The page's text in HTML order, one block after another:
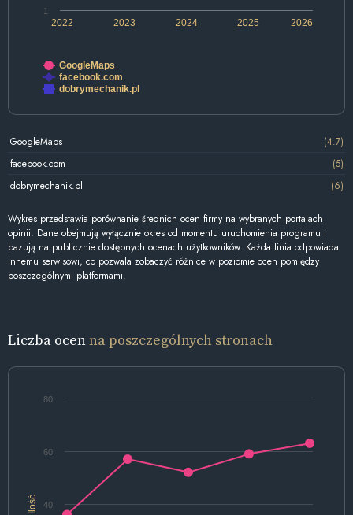
2022 2024 2026
2023 2025
1
GoogleMaps
facebook.com
dobrymechanik.pl
GoogleMaps
(4.7)
facebook.com
(5)
dobrymechanik.pl
(6)
Wykres przedstawia porównanie średnich ocen firmy na wybranych portalach
opinii. Dane obejmują wyłącznie okres od momentu uruchomienia programu i
bazują na publicznie dostępnych ocenach użytkowników. Każda linia odpowiada
innemu serwisowi, co pozwala zobaczyć różnice w poziomie ocen pomiędzy
poszczególnymi platformami.
Liczba ocenna poszczególnych stronach
Ilość 40
60
80